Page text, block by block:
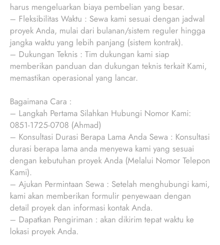
harus mengeluarkan biaya pembelian yang besar.
– Fleksibilitas Waktu : Sewa kami sesuai dengan jadwal
proyek Anda, mulai dari bulanan/sistem reguler hingga
jangka waktu yang lebih panjang (sistem kontrak).
– Dukungan Teknis : Tim dukungan kami siap
memberikan panduan dan dukungan teknis terkait Kami,
memastikan operasional yang lancar.
Bagaimana Cara :
– Langkah Pertama Silahkan Hubungi Nomor Kami:
0851-1725-0708 (Ahmad)
– Konsultasi Durasi Berapa Lama Anda Sewa : Konsultasi
durasi berapa lama anda menyewa kami yang sesuai
dengan kebutuhan proyek Anda (Melalui Nomor Telepon
Kami).
– Ajukan Permintaan Sewa : Setelah menghubungi kami,
kami akan memberikan formulir penyewaan dengan
detail proyek dan informasi kontak Anda.
– Dapatkan Pengiriman : akan dikirim tepat waktu ke
lokasi proyek Anda.